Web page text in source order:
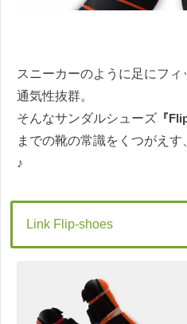
スニーカーのように足にフ
通気性抜群。
そんなサンダルシューズ 『
までの靴の常識をくつがえ
♪
Link Flip-shoes